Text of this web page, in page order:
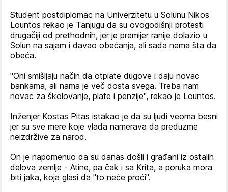
Student postdiplomac na Univerzitetu u Solunu Nikos
Lountos rekao je Tanjugu da su ovogodišnji protesti
drugačiji od prethodnih, jer je premijer ranije dolazio u
Solun na sajam i davao obećanja, ali sada nema šta da
obeća.
"Oni smišljaju način da otplate dugove i daju novac
bankama, ali nama je več dosta svega. Treba nam
novac za školovanje, plate i penzije", rekao je Lountos.
Inženjer Kostas Pitas istakao je da su ljudi veoma besni
jer su sve mere koje vlada namerava da preduzme
neizdržive za narod.
On je napomenuo da su danas došli i građani iz ostalih
delova zemlje - Atine, pa čak i sa Krita, a poruka mora
biti jaka, koja glasi da "to neće proći".